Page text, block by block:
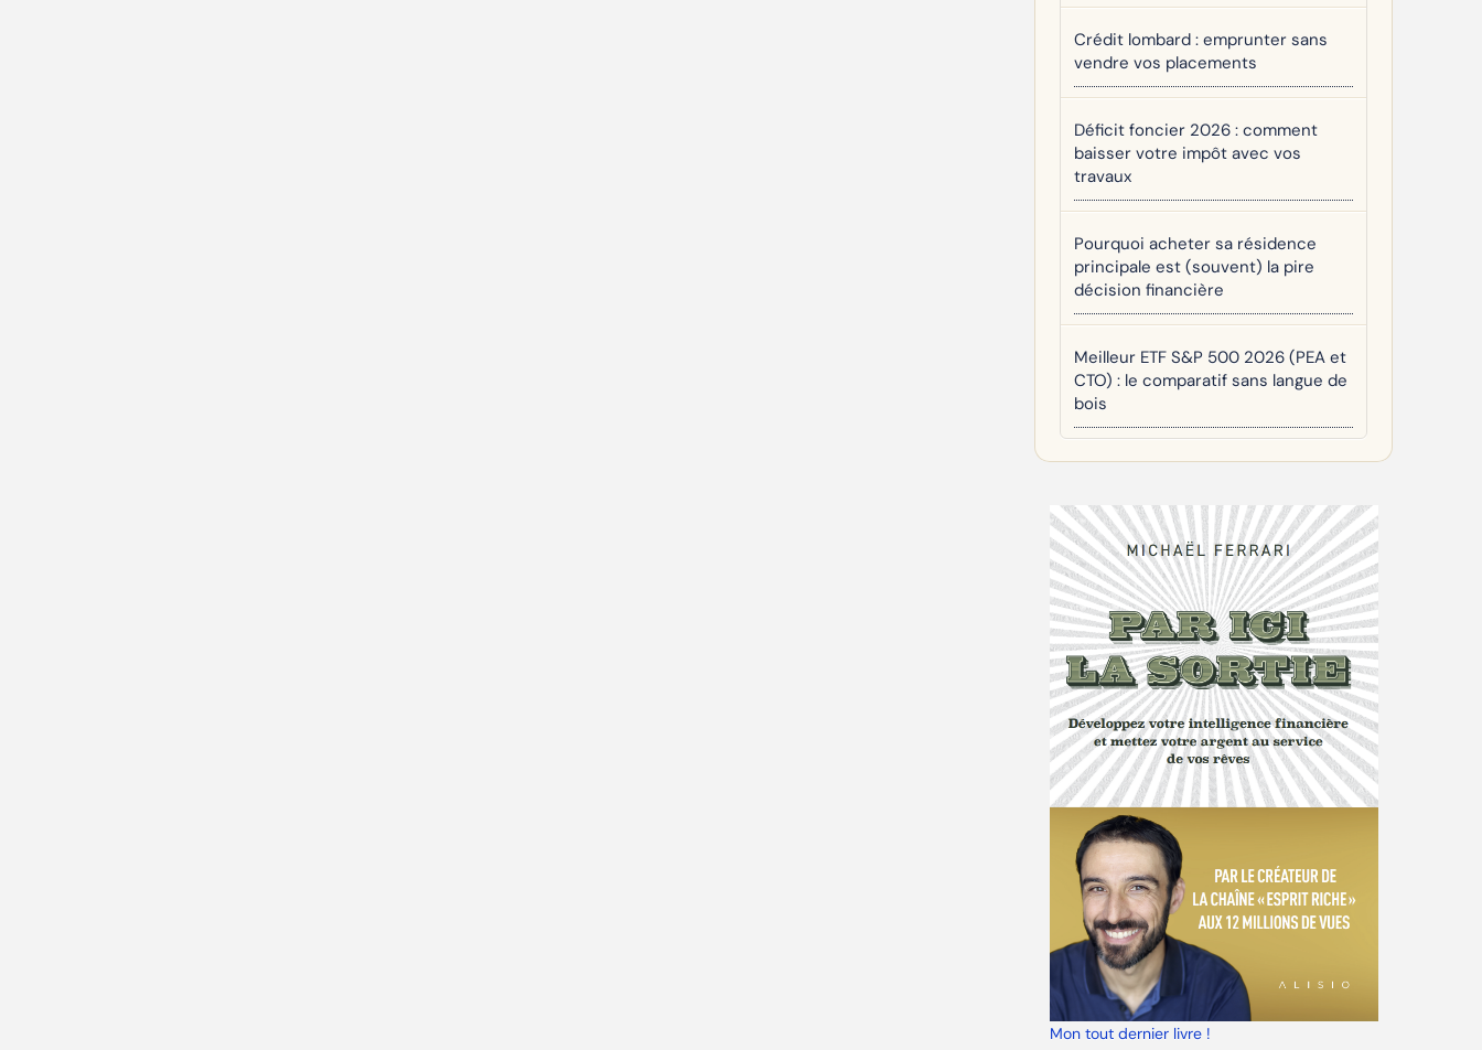
Crédit lombard : emprunter sans
vendre vos placements
Déficit foncier 2026 : comment
baisser votre impôt avec vos
travaux
Pourquoi acheter sa résidence
principale est (souvent) la pire
décision financière
Meilleur ETF S&P 500 2026 (PEA et
CTO) : le comparatif sans langue de
bois
Mon tout dernier livre !